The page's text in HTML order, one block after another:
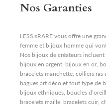
Nos Garanties
LESSisRARE vous offre une
femme et bijoux homme qui
Nos bijoux de créateurs
bijoux en argent, bijoux en or,
bracelets manchette, colliers ras
bagues art déco et tout type de
bijoux ethniques, boucles
bracelets maille, bracelets cuir,